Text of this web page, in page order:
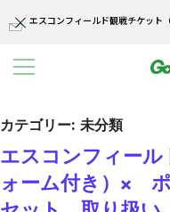
新千歳空
コンテンツへスキップ
カテゴリー: 未分類
エスコンフィー
ォーム付き）×